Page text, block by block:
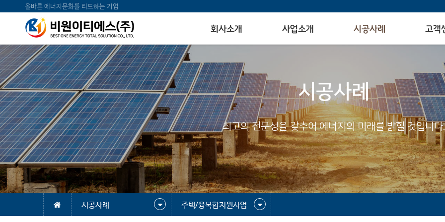
올바른 에너지문화를 리드하는 기업
회사소개 사업소개 시공사례 고객
시공사례
최고의 전문성을 갖추어 에너지의 미래를 밝힐 것입니다.
시공사례 주택/융복합지원사업